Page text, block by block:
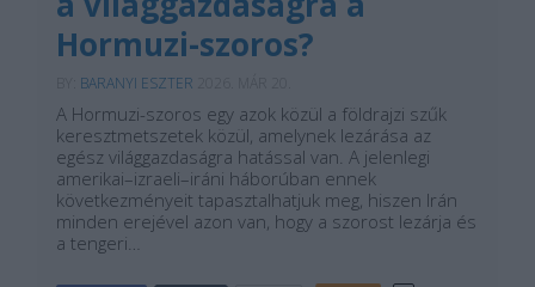
Hormuzi-szoros?
BARANYI ESZTER
A Hormuzi-szoros egy azok közül a földrajzi szűk
keresztmetszetek közül, amelynek lezárása az
egész világgazdaságra hatással van. A jelenlegi
amerikai–izraeli–iráni háborúban ennek
következményeit tapasztalhatjuk meg, hiszen Irán
minden erejével azon van, hogy a szorost lezárja és
a tengeri…